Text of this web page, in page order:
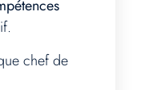
chef de